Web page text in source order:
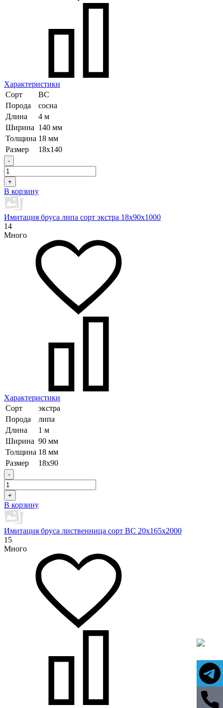
Характеристики
Сорт
ВС
Порода
сосна
Длина
4 м
Ширина 140 мм
Толщина 18 мм
Размер
18х140
-
+
В корзину
Имитация бруса липа сорт экстра 18х90х1000
14
Много
Характеристики
Сорт
экстра
Порода
липа
Длина
1 м
Ширина 90 мм
Толщина 18 мм
Размер
18х90
-
+
В корзину
Имитация бруса лиственница сорт BC 20х165х2000
15
Много